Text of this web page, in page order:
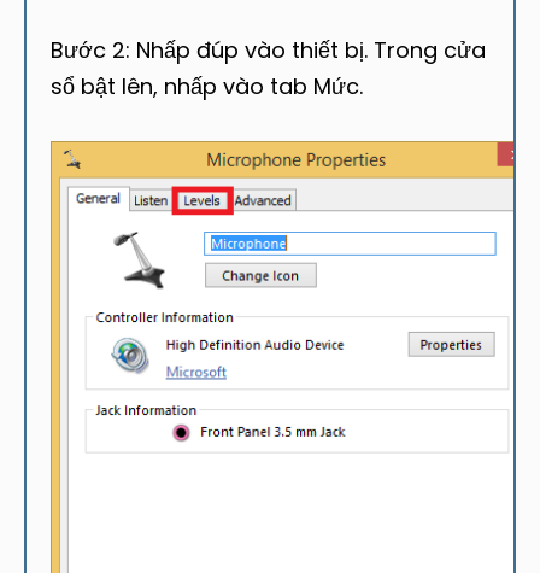
Bước 2: Nhấp đúp vào thiết bị. Trong cửa
sổ bật lên, nhấp vào tab Mức.